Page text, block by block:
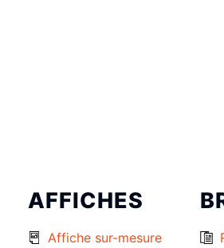
AFFICHES
Affiche sur-mesure